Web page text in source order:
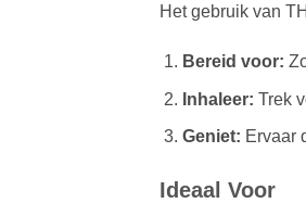
Het gebruik van
Bereid voor:
Inhaleer: Trek
Geniet: Ervaar
Ideaal Voor